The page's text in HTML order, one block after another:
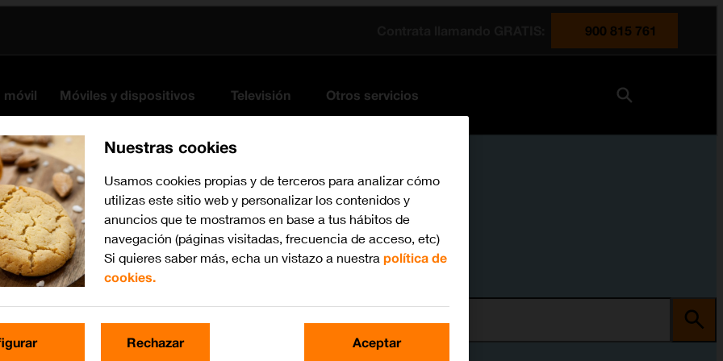
900 815 761
móvil Móviles y dispositivos Televisión Otros servicios
Nuestras cookies
Usamos cookies propias y de terceros para analizar cómo
utilizas este sitio web y personalizar los contenidos y
anuncios que te mostramos en base a tus hábitos de
navegación (páginas visitadas, frecuencia de acceso, etc)
Si quieres saber más, echa un vistazo a nuestra política de
cookies.
Rechazar Aceptar